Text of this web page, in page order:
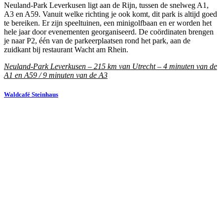
Neuland-Park Leverkusen ligt aan de Rijn, tussen de snelweg A1,
A3 en A59. Vanuit welke richting je ook komt, dit park is altijd goed
te bereiken. Er zijn speeltuinen, een minigolfbaan en er worden het
hele jaar door evenementen georganiseerd. De coördinaten brengen
je naar P2, één van de parkeerplaatsen rond het park, aan de
zuidkant bij restaurant Wacht am Rhein.
Neuland-Park Leverkusen – 215 km van Utrecht – 4 minuten van de
A1 en A59 / 9 minuten van de A3
Waldcafé Steinhaus